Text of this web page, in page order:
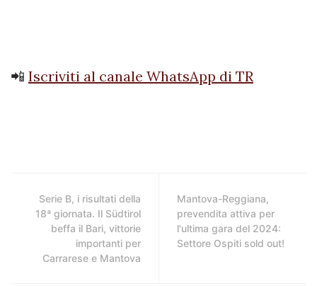
📲 Iscriviti al canale WhatsApp di TR
Serie B, i risultati della
18ª giornata. Il Südtirol
beffa il Bari, vittorie
importanti per
Carrarese e Mantova
Mantova-Reggiana,
prevendita attiva per
l'ultima gara del 2024:
Settore Ospiti sold out!